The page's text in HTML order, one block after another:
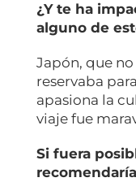
¿Y te ha
alguno de
Japón, que
reservaba
apasiona la
viaje fue
Si fuera